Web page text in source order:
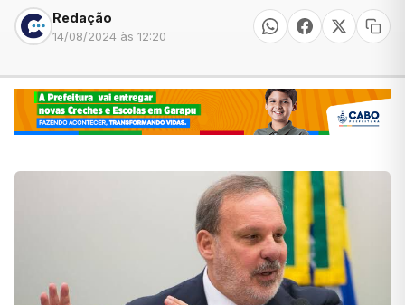
Redação
14/08/2024 às 12:20